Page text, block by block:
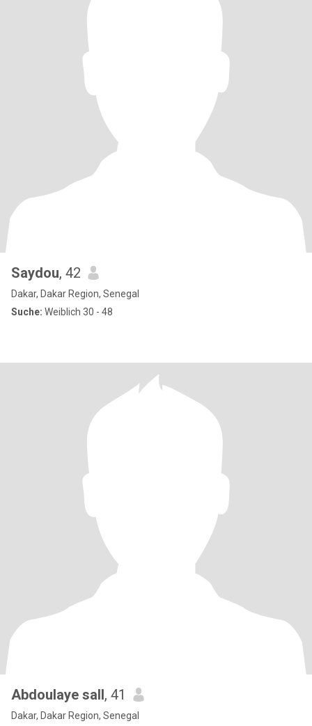
Saydou, 42
Dakar, Dakar Region, Senegal
Suche: Weiblich 30 - 48
Abdoulaye sall, 41
Dakar, Dakar Region, Senegal